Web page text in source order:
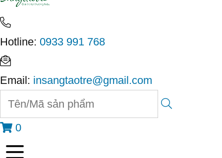
Hotline: 0933 991 768
Email: insangtaotre@gmail.com
0